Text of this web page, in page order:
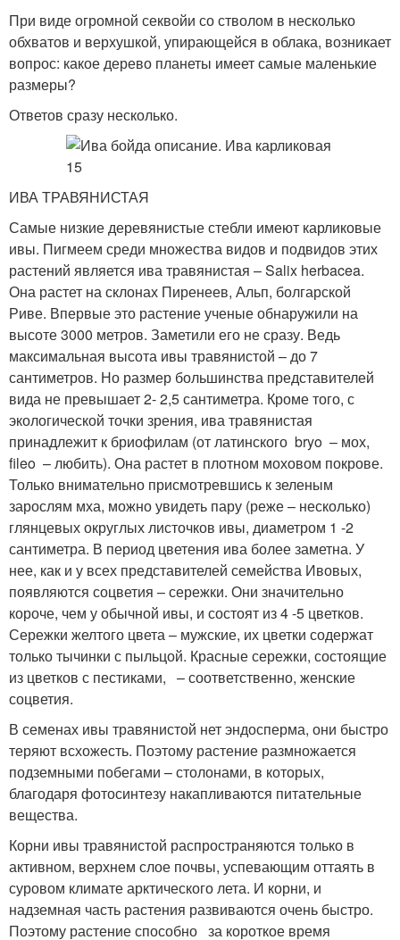
При виде огромной секвойи со стволом в несколько
обхватов и верхушкой, упирающейся в облака, возникает
вопрос: какое дерево планеты имеет самые маленькие
размеры?
Ответов сразу несколько.
ИВА ТРАВЯНИСТАЯ
Самые низкие деревянистые стебли имеют карликовые
ивы. Пигмеем среди множества видов и подвидов этих
растений является ива травянистая – Salix herbacea.
Она растет на склонах Пиренеев, Альп, болгарской
Риве. Впервые это растение ученые обнаружили на
высоте 3000 метров. Заметили его не сразу. Ведь
максимальная высота ивы травянистой – до 7
сантиметров. Но размер большинства представителей
вида не превышает 2- 2,5 сантиметра. Кроме того, с
экологической точки зрения, ива травянистая
принадлежит к бриофилам (от латинского bryo – мох,
fileo – любить). Она растет в плотном моховом покрове.
Только внимательно присмотревшись к зеленым
зарослям мха, можно увидеть пару (реже – несколько)
глянцевых округлых листочков ивы, диаметром 1 -2
сантиметра. В период цветения ива более заметна. У
нее, как и у всех представителей семейства Ивовых,
появляются соцветия – сережки. Они значительно
короче, чем у обычной ивы, и состоят из 4 -5 цветков.
Сережки желтого цвета – мужские, их цветки содержат
только тычинки с пыльцой. Красные сережки, состоящие
из цветков с пестиками, – соответственно, женские
соцветия.
В семенах ивы травянистой нет эндосперма, они быстро
теряют всхожесть. Поэтому растение размножается
подземными побегами – столонами, в которых,
благодаря фотосинтезу накапливаются питательные
вещества.
Корни ивы травянистой распространяются только в
активном, верхнем слое почвы, успевающим оттаять в
суровом климате арктического лета. И корни, и
надземная часть растения развиваются очень быстро.
Поэтому растение способно за короткое время